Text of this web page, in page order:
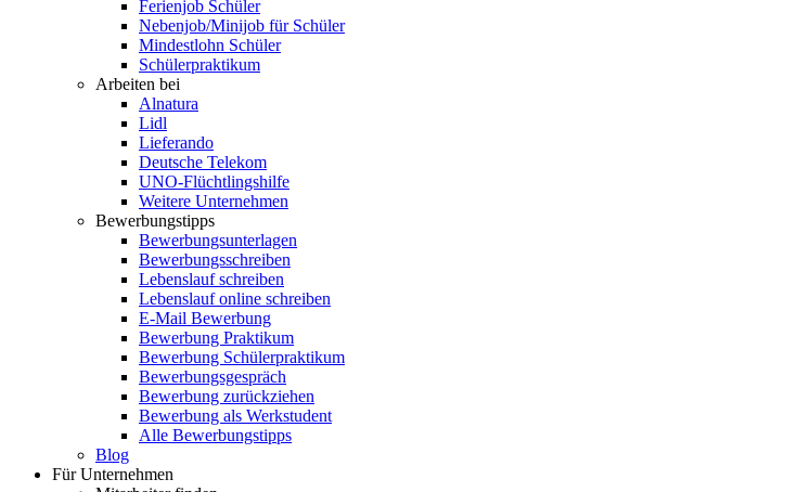
Ferienjob Schüler
Nebenjob/Minijob für Schüler
Mindestlohn Schüler
Schülerpraktikum
Arbeiten bei
Alnatura
Lidl
Lieferando
Deutsche Telekom
UNO-Flüchtlingshilfe
Weitere Unternehmen
Bewerbungstipps
Bewerbungsunterlagen
Bewerbungsschreiben
Lebenslauf schreiben
Lebenslauf online schreiben
E-Mail Bewerbung
Bewerbung Praktikum
Bewerbung Schülerpraktikum
Bewerbungsgespräch
Bewerbung zurückziehen
Bewerbung als Werkstudent
Alle Bewerbungstipps
Blog
Für Unternehmen